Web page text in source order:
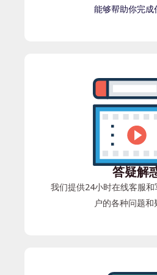
能够帮助你完成
答疑解
我们提供24小时在线客服
户的各种问题和